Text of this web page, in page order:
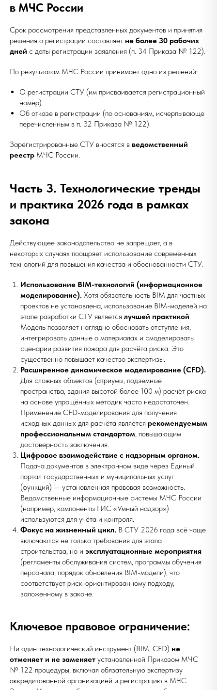
в МЧС России
Срок рассмотрения представленных документов и принятия
решения о регистрации составляет не более 30 рабочих
дней с даты регистрации заявления (п. 34 Приказа № 122).
По результатам МЧС России принимает одно из решений:
О регистрации СТУ (им присваивается регистрационный
номер).
Об отказе в регистрации (по основаниям, исчерпывающе
перечисленным в п. 32 Приказа № 122).
Зарегистрированные СТУ вносятся в ведомственный
реестр МЧС России.
Часть 3. Технологические тренды
и практика 2026 года в рамках
закона
Действующее законодательство не запрещает, а в
некоторых случаях поощряет использование современных
технологий для повышения качества и обоснованности СТУ.
Использование BIM-технологий (информационное
моделирование). Хотя обязательность BIM для частных
проектов не установлена, использование BIM-моделей на
этапе разработки СТУ является лучшей практикой.
Модель позволяет наглядно обосновать отступления,
интегрировать данные о материалах и смоделировать
сценарии развития пожара для расчёта риска. Это
существенно повышает качество экспертизы.
Расширенное динамическое моделирование (CFD).
Для сложных объектов (атриумы, подземные
пространства, здания высотой более 100 м) расчёт риска
на основе упрощённых методик часто недостаточен.
Применение CFD-моделирования для получения
исходных данных для расчёта является рекомендуемым
профессиональным стандартом, повышающим
достоверность заключения.
Цифровое взаимодействие с надзорным органом.
Подача документов в электронном виде через Единый
портал государственных и муниципальных услуг
(функций) — установленная правовая возможность.
Ведомственные информационные системы МЧС России
(например, компоненты ГИС «Умный надзор»)
используются для учёта и контроля.
Фокус на жизненный цикл. В СТУ 2026 года всё чаще
включаются не только требования для этапа
строительства, но и эксплуатационные мероприятия
(регламенты обслуживания систем, программы обучения
персонала, порядок обновления BIM-модели), что
соответствует риск-ориентированному подходу,
заложенному в законе.
Ключевое правовое ограничение:
Ни один технологический инструмент (BIM, CFD) не
отменяет и не заменяет установленной Приказом МЧС
№ 122 процедуры, включая обязательную экспертизу
аккредитованной организацией и регистрацию в МЧС